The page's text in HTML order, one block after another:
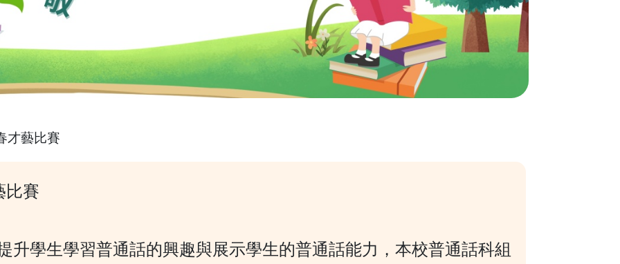
才藝比賽
比賽
升學生學習普通話的興趣與展示學生的普通話能力 ， 本校普通話科組